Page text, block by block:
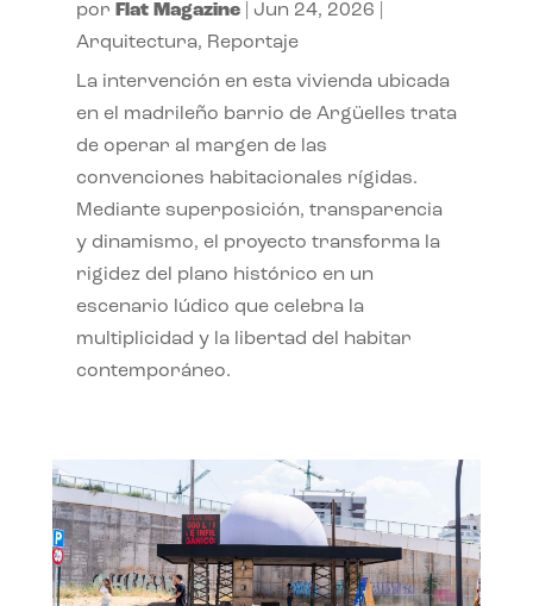
por Flat Magazine| Jun 24, 2026
Arquitectura, Reportaje
La intervención en esta vivienda ubicada
en el madrileño barrio de Argüelles trata
de operar al margen de las
convenciones habitacionales rígidas.
Mediante superposición, transparencia
y dinamismo, el proyecto transforma la
rigidez del plano histórico en un
escenario lúdico que celebra la
multiplicidad y la libertad del habitar
contemporáneo.